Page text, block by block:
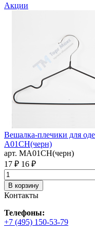
Акции
Вешалка-плечики для
A01CH(черн)
арт. MA01CH(черн)
17 ₽ 16 ₽
В корзину
Контакты
Телефоны:
+7 (495) 150-53-79